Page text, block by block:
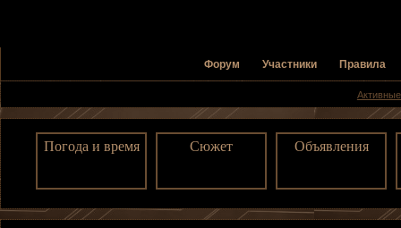
Форум Участники Правила
Погода и время Сюжет Объявления